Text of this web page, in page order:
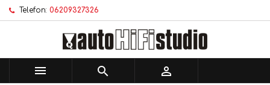
Telefon: 06209327326
  
Kívánságlistáim ×
Új lista létrehozása
Kívánságlista létrehozása ×
Kívánságlista neve
Bejelentkezés ×
történő mentéséhez.